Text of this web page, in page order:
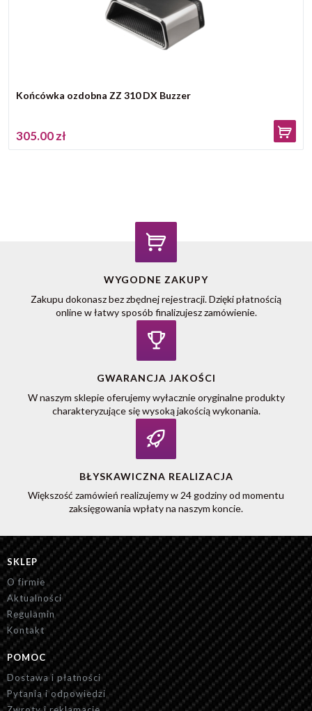
Końcówka ozdobna ZZ 310 DX Buzzer
305.00 zł
WYGODNE ZAKUPY
Zakupu dokonasz bez zbędnej rejestracji. Dzięki płatnością
online w łatwy sposób finalizujesz zamówienie.
GWARANCJA JAKOŚCI
W naszym sklepie oferujemy wyłacznie oryginalne produkty
charakteryzujące się wysoką jakością wykonania.
BŁYSKAWICZNA REALIZACJA
Większość zamówień realizujemy w 24 godziny od momentu
zaksięgowania wpłaty na naszym koncie.
SKLEP
O firmie
Aktualności
Regulamin
Kontakt
POMOC
Dostawa i płatności
Pytania i odpowiedzi